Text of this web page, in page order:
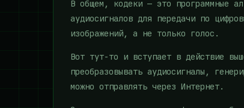
В общем, кодеки — это программные
аудиосигналов для передачи по
изображений, а не только голос.
Вот тут-то и вступает в действие
преобразовывать аудиосигналы,
можно отправлять через Интернет.